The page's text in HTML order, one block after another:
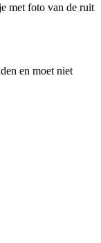
met foto van de ruit
en moet niet